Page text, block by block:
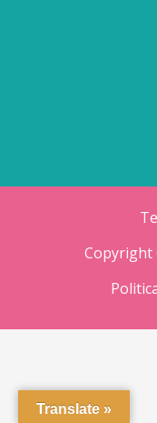
Copyright
Translate »